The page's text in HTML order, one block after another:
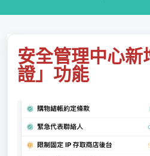
安全管理中心新
證」功能